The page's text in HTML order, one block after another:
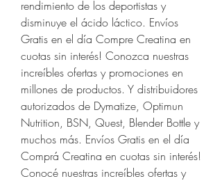
rendimiento de los deportistas y
disminuye el ácido láctico. Envíos
Gratis en el día Compre Creatina en
cuotas sin interés! Conozca nuestras
increíbles ofertas y promociones en
millones de productos. Y distribuidores
autorizados de Dymatize, Optimun
Nutrition, BSN, Quest, Blender Bottle y
muchos más. Envíos Gratis en el día
Comprá Creatina en cuotas sin interés!
Conocé nuestras increíbles ofertas y